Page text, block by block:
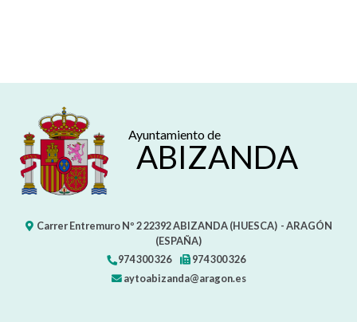
Ayuntamiento de
ABIZANDA
Carrer Entremuro Nº 222392ABIZANDA (HUESCA) - ARAGÓN
(ESPAÑA)
974 300 326
974 300 326
aytoabizanda@aragon.es